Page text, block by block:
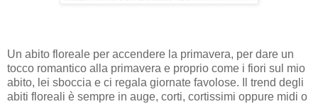
Un abito floreale per accendere la primavera, per dare un
tocco romantico alla primavera e proprio come i fiori sul mio
abito, lei sboccia e ci regala giornate favolose. Il trend degli
abiti floreali è sempre in auge, corti, cortissimi oppure midi o